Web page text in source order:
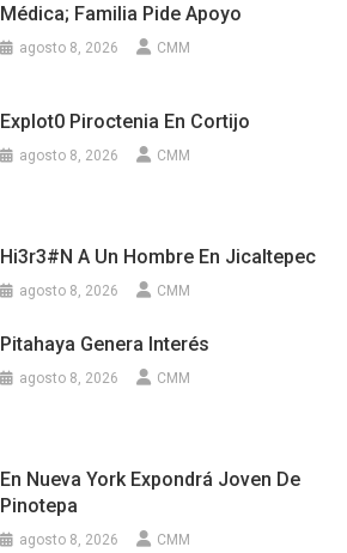
Médica; Familia Pide Apoyo
agosto 8, 2026 CMM
Explot0 Piroctenia En Cortijo
agosto 8, 2026 CMM
Hi3r3#n A Un Hombre En Jicaltepec
agosto 8, 2026 CMM
Pitahaya Genera Interés
agosto 8, 2026 CMM
En Nueva York Expondrá Joven De
Pinotepa
agosto 8, 2026 CMM